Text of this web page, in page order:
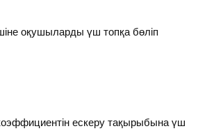
оқушыларды үш топқа бөліп
ескеру тақырыбына үш